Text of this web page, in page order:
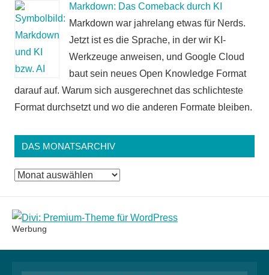
Markdown: Das Comeback durch KI
Markdown war jahrelang etwas für Nerds.
Jetzt ist es die Sprache, in der wir KI-
Werkzeuge anweisen, und Google Cloud
baut sein neues Open Knowledge Format
darauf auf. Warum sich ausgerechnet das schlichteste
Format durchsetzt und wo die anderen Formate bleiben.
DAS MONATSARCHIV
Das
Werbung